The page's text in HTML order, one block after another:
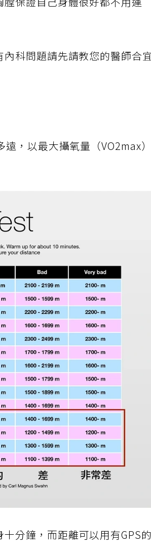
保證自己身體很好都不用運
科問題請先請教您的醫師合
，以最大攝氧量（VO2max）
分鐘，而距離可以用有GPS的